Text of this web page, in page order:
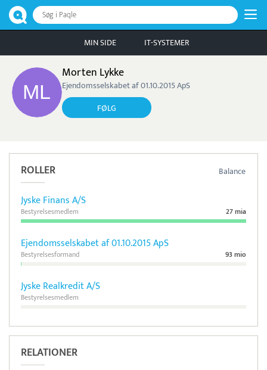
Søg i Paqle
MIN SIDE IT-SYSTEMER
Morten Lykke
Ejendomsselskabet af 01.10.2015 ApS
FØLG
Balance
ROLLER
Jyske Finans A/S
27 mia
Bestyrelsesmedlem
Ejendomsselskabet af 01.10.2015 ApS
93 mio
Bestyrelsesformand
Jyske Realkredit A/S
Bestyrelsesmedlem
RELATIONER